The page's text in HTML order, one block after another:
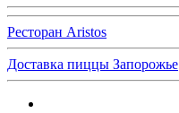
Ресторан Aristos
Доставка пиццы Запорожье